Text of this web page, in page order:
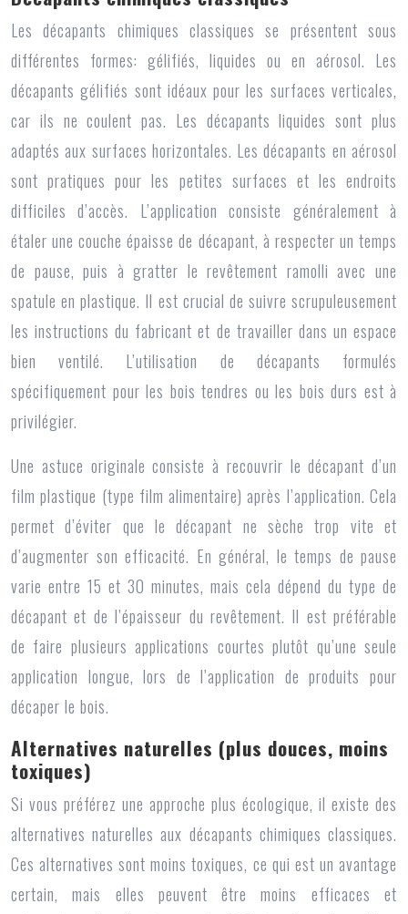
Les décapants chimiques classiques se présentent sous
différentes formes: gélifiés, liquides ou en aérosol. Les
décapants gélifiés sont idéaux pour les surfaces verticales,
car ils ne coulent pas. Les décapants liquides sont plus
adaptés aux surfaces horizontales. Les décapants en aérosol
sont pratiques pour les petites surfaces et les endroits
difficiles d’accès. L’application consiste généralement à
étaler une couche épaisse de décapant, à respecter un temps
de pause, puis à gratter le revêtement ramolli avec une
spatule en plastique. Il est crucial de suivre scrupuleusement
les instructions du fabricant et de travailler dans un espace
bien ventilé. L’utilisation de décapants formulés
spécifiquement pour les bois tendres ou les bois durs est à
privilégier.
Une astuce originale consiste à recouvrir le décapant d’un
film plastique (type film alimentaire) après l’application. Cela
permet d’éviter que le décapant ne sèche trop vite et
d’augmenter son efficacité. En général, le temps de pause
varie entre 15 et 30 minutes, mais cela dépend du type de
décapant et de l’épaisseur du revêtement. Il est préférable
de faire plusieurs applications courtes plutôt qu’une seule
application longue, lors de l’application de produits pour
décaper le bois.
Alternatives naturelles (plus douces, moins
toxiques)
Si vous préférez une approche plus écologique, il existe des
alternatives naturelles aux décapants chimiques classiques.
Ces alternatives sont moins toxiques, ce qui est un avantage
certain, mais elles peuvent être moins efficaces et